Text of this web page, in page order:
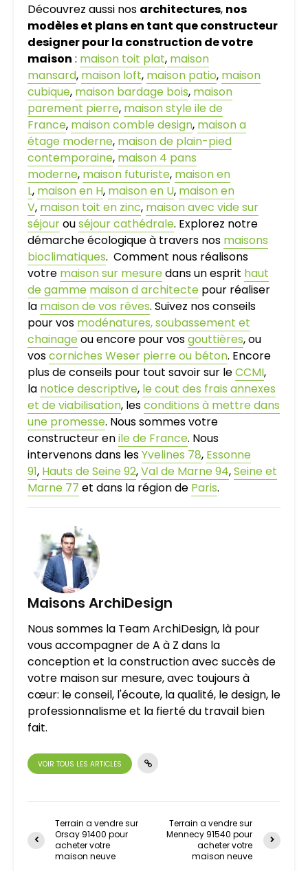
Découvrez aussi nos architectures, nos
modèles et plans en tant que constructeur
designer pour la construction de votre
maison : maison toit plat, maison
mansard, maison loft, maison patio, maison
cubique, maison bardage bois, maison
parement pierre, maison style ile de
France, maison comble design, maison a
étage moderne, maison de plain-pied
contemporaine, maison 4 pans
moderne, maison futuriste, maison en
L, maison en H, maison en U, maison en
V, maison toit en zinc, maison avec vide sur
séjourouséjour cathédrale. Explorez notre
démarche écologique à travers nos maisons
bioclimatiques. Comment nous réalisons
votre maison sur mesuredans un esprit haut
de gamme maison d architecte pour réaliser
la maison de vos rêves. Suivez nos conseils
pour vos modénatures, soubassement et
chainageou encore pour vosgouttières, ou
voscorniches Weser pierre ou béton. Encore
plus de conseils pour tout savoir sur leCCMI,
la notice descriptive, le cout des frais annexes
et de viabilisation, lesconditions à mettre dans
une promesse. Nous sommes votre
constructeur enile de France. Nous
intervenons dans lesYvelines 78, Essonne
91, Hauts de Seine 92,Val de Marne 94,Seine et
Marne 77 et dans la région de Paris.
Maisons ArchiDesign
Nous sommes la Team ArchiDesign, là pour
vous accompagner de A à Z dans la
conception et la construction avec succès de
votre maison sur mesure, avec toujours à
cœur: le conseil, l'écoute, la qualité, le design, le
professionnalisme et la fierté du travail bien
fait.
VOIR TOUS LES ARTICLES
Terrain a vendre sur
Orsay 91400 pour
acheter votre
maison neuve
Terrain a vendre sur
Mennecy 91540 pour
acheter votre
maison neuve